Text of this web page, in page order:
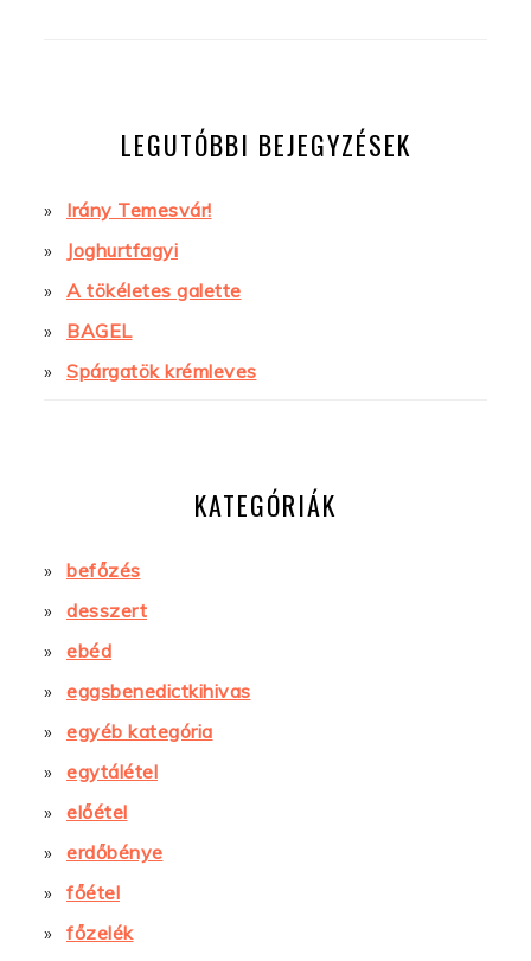
LEGUTÓBBI BEJEGYZÉSEK
Irány Temesvár!
Joghurtfagyi
A tökéletes galette
BAGEL
Spárgatök krémleves
KATEGÓRIÁK
befőzés
desszert
ebéd
eggsbenedictkihivas
egyéb kategória
egytálétel
előétel
erdőbénye
főétel
főzelék